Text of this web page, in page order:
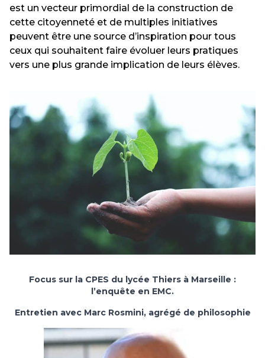
est un vecteur primordial de la construction de
cette citoyenneté et de multiples initiatives
peuvent être une source d’inspiration pour tous
ceux qui souhaitent faire évoluer leurs pratiques
vers une plus grande implication de leurs élèves.
Focus sur la CPES du lycée Thiers à Marseille :
l’enquête en EMC.
Entretien avec Marc Rosmini, agrégé de philosophie